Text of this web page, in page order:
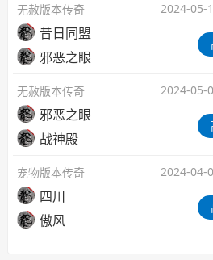
无赦版本传奇 2024-05-
昔日同盟
邪恶之眼
无赦版本传奇 2024-05-
邪恶之眼
战神殿
宠物版本传奇 2024-04-
四川
傲风